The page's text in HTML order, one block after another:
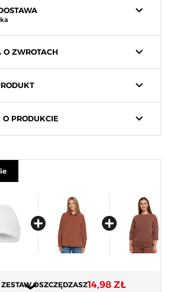
keyboard_arrow_down
keyboard_arrow_down
O ZWROTACH
keyboard_arrow_down
keyboard_arrow_down
O PRODUKCIE
OSZCZĘDZASZ14,98 ZŁ